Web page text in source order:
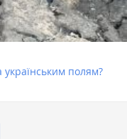
українським полям?